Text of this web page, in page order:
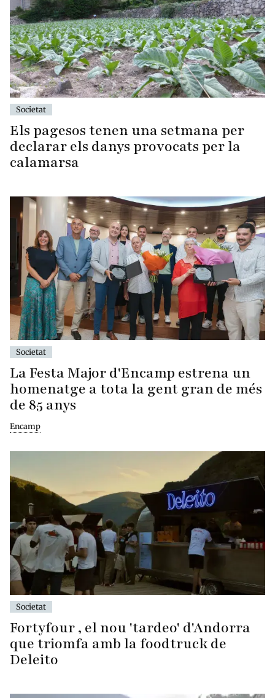
Societat
Els pagesos tenen una setmana per
declarar els danys provocats per la
calamarsa
Societat
La Festa Major d'Encamp estrena un
homenatge a tota la gent gran de més
de 85 anys
Encamp
Societat
Fortyfour , el nou 'tardeo' d'Andorra
que triomfa amb la foodtruck de
Deleito